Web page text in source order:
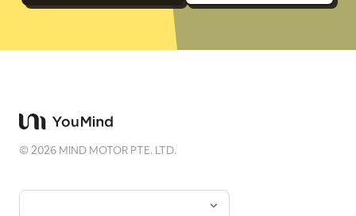
©2026 MIND MOTOR PTE. LTD.